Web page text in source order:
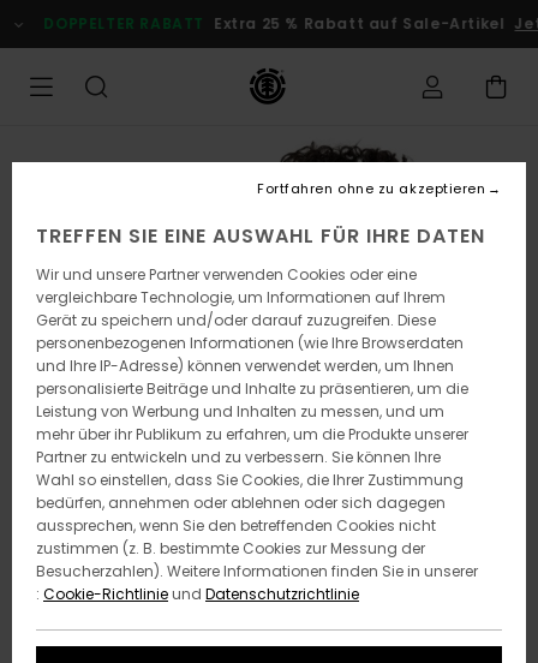
zur
Produktinformation
DOPPELTER RABATT Extra 25 % Rabatt auf Sale-Artikel
TREFFEN SIE EINE AUSWAHL FÜR IHRE DATEN
Wir und unsere Partner verwenden Cookies oder eine
vergleichbare Technologie, um Informationen auf Ihrem
Gerät zu speichern und/oder darauf zuzugreifen. Diese
personenbezogenen Informationen (wie Ihre Browserdaten
und Ihre IP-Adresse) können verwendet werden, um Ihnen
personalisierte Beiträge und Inhalte zu präsentieren, um die
Leistung von Werbung und Inhalten zu messen, und um
mehr über ihr Publikum zu erfahren, um die Produkte unserer
Partner zu entwickeln und zu verbessern. Sie können Ihre
Wahl so einstellen, dass Sie Cookies, die Ihrer Zustimmung
bedürfen, annehmen oder ablehnen oder sich dagegen
aussprechen, wenn Sie den betreffenden Cookies nicht
zustimmen (z. B. bestimmte Cookies zur Messung der
Besucherzahlen). Weitere Informationen finden Sie in unserer
: Cookie-Richtlinieund Datenschutzrichtlinie
Fortfahren ohne zu akzeptieren